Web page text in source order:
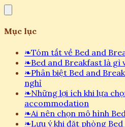
Mục lục
❧Tóm tắt về Bed and
❧Bed and Breakfast là gì
❧Phân biệt Bed and
nghỉ
❧Những lợi ích khi lựa
accommodation
❧Ai nên chọn mô hình
❧Lưu ý khi đặt phòng